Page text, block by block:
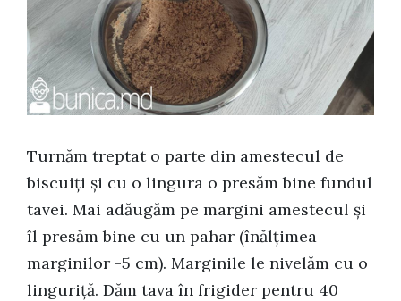
Turnăm treptat o parte din amestecul de
biscuiți și cu o lingura o presăm bine fundul
tavei. Mai adăugăm pe margini amestecul și
îl presăm bine cu un pahar (înălțimea
marginilor -5 cm). Marginile le nivelăm cu o
linguriță. Dăm tava în frigider pentru 40